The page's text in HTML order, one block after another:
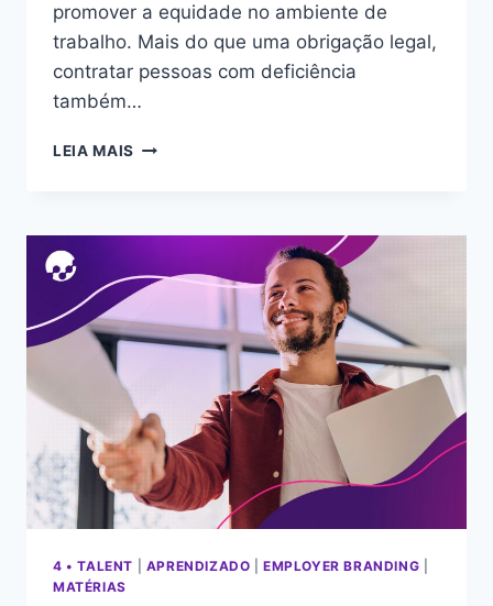
promover a equidade no ambiente de
trabalho. Mais do que uma obrigação legal,
contratar pessoas com deficiência
também…
LEIA MAIS
4 • TALENT APRENDIZADO |EMPLOYER BRANDING
MATÉRIAS